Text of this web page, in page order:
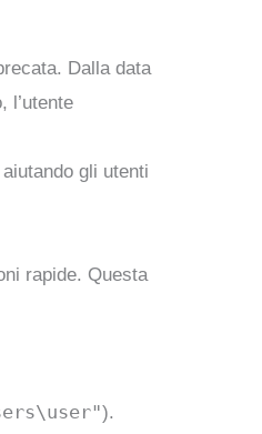
Dalla data
l’utente
gli utenti
rapide. Questa
).